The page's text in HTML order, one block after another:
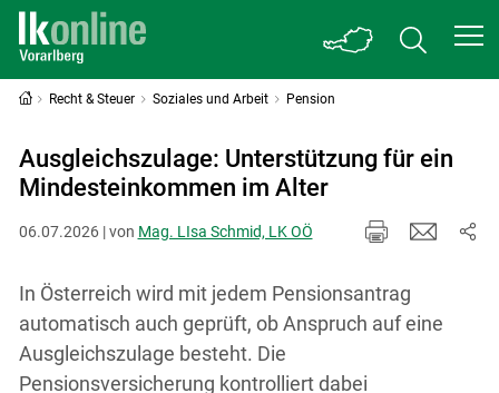
Recht & Steuer Soziales und Arbeit Pension
Ausgleichszulage: Unterstützung für ein
Mindesteinkommen im Alter
06.07.2026 | von Mag. LIsa Schmid, LK OÖ
In Österreich wird mit jedem Pensionsantrag
automatisch auch geprüft, ob Anspruch auf eine
Ausgleichszulage besteht. Die
Pensionsversicherung kontrolliert dabei